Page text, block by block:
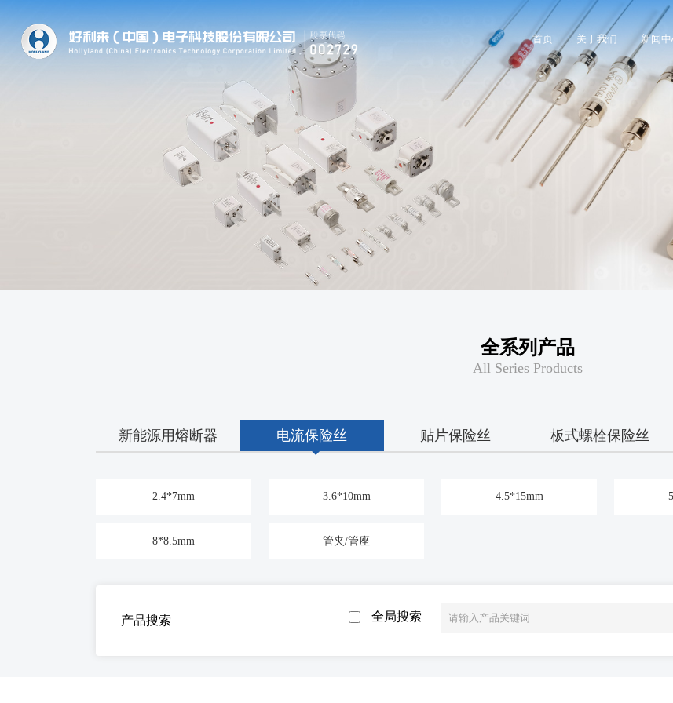
首页 关于我们 新闻
全系列产品
All Series Products
新能源用熔断器 电流保险丝 贴片保险丝 板式螺栓保险丝
2.4*7mm 3.6*10mm 4.5*15mm
8*8.5mm 管夹/管座
产品搜索 全局搜索